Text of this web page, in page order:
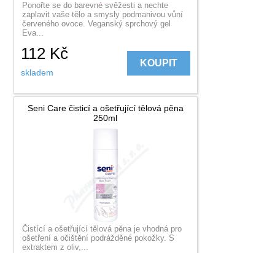
Ponořte se do barevné svěžesti a nechte
zaplavit vaše tělo a smysly podmanivou vůní
červeného ovoce. Veganský sprchový gel
Eva...
112 Kč
skladem
KOUPIT
Seni Care čisticí a ošetřující tělová pěna
250ml
Čistící a ošetřující tělová pěna je vhodná pro
ošetření a očištění podrážděné pokožky. S
extraktem z oliv,...